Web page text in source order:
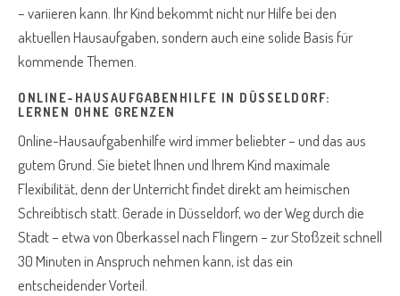
– variieren kann. Ihr Kind bekommt nicht nur Hilfe bei den
aktuellen Hausaufgaben, sondern auch eine solide Basis für
kommende Themen.
ONLINE-HAUSAUFGABENHILFE IN DÜSSELDORF:
LERNEN OHNE GRENZEN
Online-Hausaufgabenhilfe wird immer beliebter – und das aus
gutem Grund. Sie bietet Ihnen und Ihrem Kind maximale
Flexibilität, denn der Unterricht findet direkt am heimischen
Schreibtisch statt. Gerade in Düsseldorf, wo der Weg durch die
Stadt – etwa von Oberkassel nach Flingern – zur Stoßzeit schnell
30 Minuten in Anspruch nehmen kann, ist das ein
entscheidender Vorteil.